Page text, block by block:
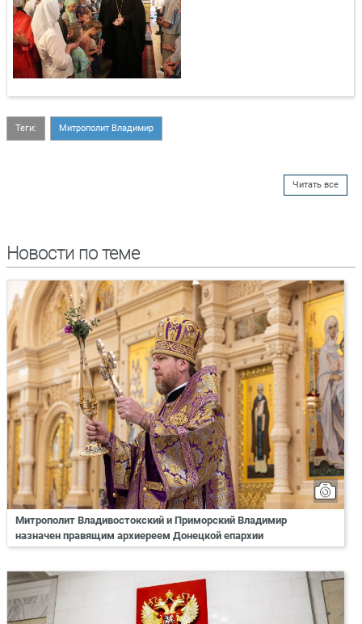
Теги: Митрополит Владимир
Читать все
Новости по теме
Митрополит Владивостокский и Приморский Владимир
назначен правящим архиереем Донецкой епархии